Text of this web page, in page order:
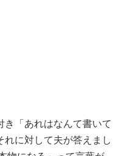
「あれはなんて書いて
に対して夫が答えまし